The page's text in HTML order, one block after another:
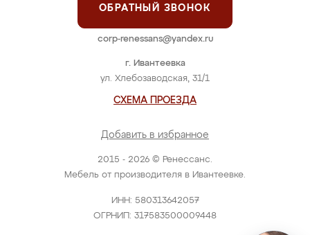
2015 - 2026 © Ренессанс.
Мебель от производителя в Ивантеевке.
ИНН: 580313642057
ОГРНИП: 317583500009448
г. Ивантеевка
ул. Хлебозаводская, 31/1
СХЕМА ПРОЕЗДА
Добавить в избранное
ОБРАТНЫЙ ЗВОНОК
corp-renessans@yandex.ru